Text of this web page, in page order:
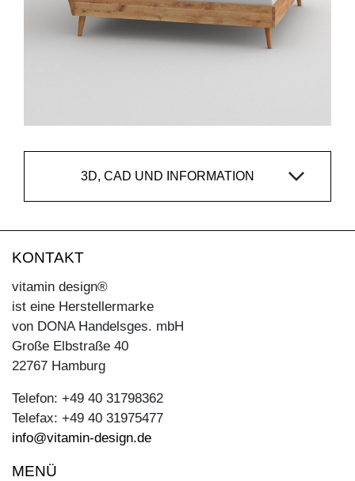
3D, CAD UND INFORMATION
KONTAKT
vitamin design®
ist eine Herstellermarke
von DONA Handelsges. mbH
Große Elbstraße 40
22767 Hamburg
Telefon: +49 40 31798362
Telefax: +49 40 31975477
info@vitamin-design.de
MENÜ